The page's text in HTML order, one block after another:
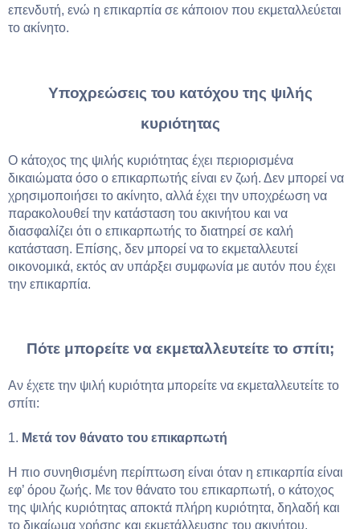
επενδυτή, ενώ η επικαρπία σε κάποιον που εκμεταλλεύεται
το ακίνητο.
Υποχρεώσεις του κατόχου της ψιλής
κυριότητας
Ο κάτοχος της ψιλής κυριότητας έχει περιορισμένα
δικαιώματα όσο ο επικαρπωτής είναι εν ζωή. Δεν μπορεί να
χρησιμοποιήσει το ακίνητο, αλλά έχει την υποχρέωση να
παρακολουθεί την κατάσταση του ακινήτου και να
διασφαλίζει ότι ο επικαρπωτής το διατηρεί σε καλή
κατάσταση. Επίσης, δεν μπορεί να το εκμεταλλευτεί
οικονομικά, εκτός αν υπάρξει συμφωνία με αυτόν που έχει
την επικαρπία.
Πότε μπορείτε να εκμεταλλευτείτε το σπίτι;
Αν έχετε την ψιλή κυριότητα μπορείτε να εκμεταλλευτείτε το
σπίτι:
1. Μετά τον θάνατο του επικαρπωτή
Η πιο συνηθισμένη περίπτωση είναι όταν η επικαρπία είναι
εφ’ όρου ζωής. Με τον θάνατο του επικαρπωτή, ο κάτοχος
της ψιλής κυριότητας αποκτά πλήρη κυριότητα, δηλαδή και
το δικαίωμα χρήσης και εκμετάλλευσης του ακινήτου.